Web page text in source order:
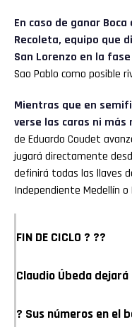
En caso de ganar
Recoleta, equipo que
San Lorenzo en la
Sao Pablo como posible
Mientras que en
verse las caras ni más
de Eduardo Coudet
jugará directamente
definirá todas las llaves
Independiente Medellín o
FIN DE CICLO ? ??
Claudio Úbeda
? Sus números en el